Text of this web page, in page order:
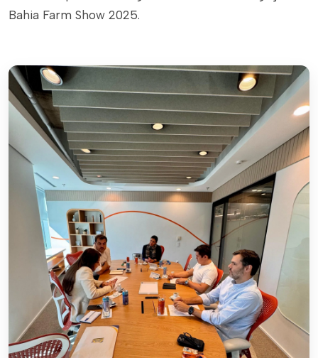
Bahia Farm Show 2025.